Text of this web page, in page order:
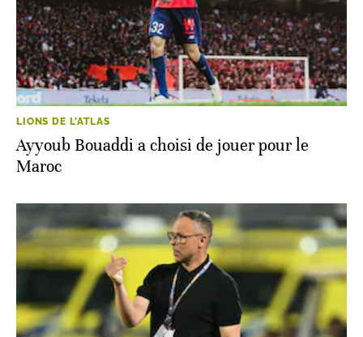
LIONS DE L'ATLAS
Ayyoub Bouaddi a choisi de jouer pour le
Maroc